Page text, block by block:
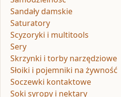
Sandały damskie
Saturatory
Scyzoryki i multitools
Sery
Skrzynki i torby narzędziowe
Słoiki i pojemniki na żywność
Soczewki kontaktowe
Soki syropy i nektary